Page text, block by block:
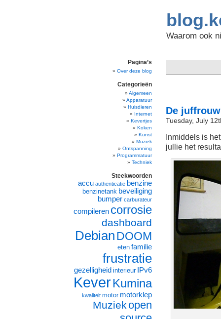
Waarom ook
De
Tuesday, July
Inmiddels is
jullie het
Pagina’s
Over deze blog
Categorieën
Algemeen
Apparatuur
Huisdieren
Internet
Kevertjes
Koken
Kunst
Muziek
Ontspanning
Programmatuur
Techniek
Steekwoorden
accu authenticatie benzine
benzinetank beveiliging
bumper carburateur
compileren corrosie
dashboard
DebianDOOM
eten familie
frustratie
gezelligheid interieur IPv6
KeverKumina
kwaliteit motor motorklep
Muziek open